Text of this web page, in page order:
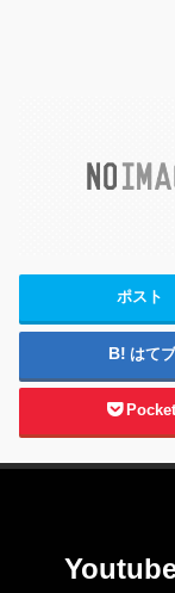
ポスト
はてブ